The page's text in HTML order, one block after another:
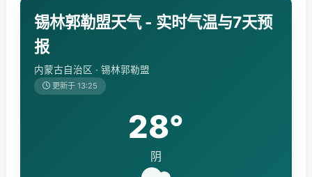
锡林郭勒盟天气 - 实时气温与7天预
报
内蒙古自治区 · 锡林郭勒盟
更新于 13:25
28°
阴